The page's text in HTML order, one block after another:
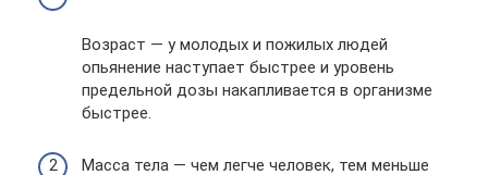
Возраст — у молодых и пожилых людей
опьянение наступает быстрее и уровень
предельной дозы накапливается в организме
быстрее.
Масса тела — чем легче человек, тем меньше